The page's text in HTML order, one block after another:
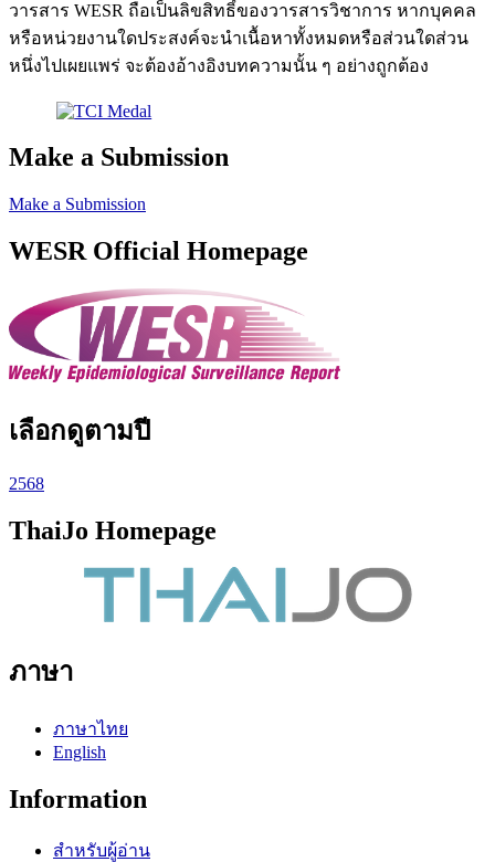
วารสาร WESR ถือเป็นลิขสิทธิ์ของวารสารวิชาการ หากบุคคล
หรือหน่วยงานใดประสงค์จะนำเนื้อหาทั้งหมดหรือส่วนใดส่วน
หนึ่งไปเผยแพร่ จะต้องอ้างอิงบทความนั้น ๆ อย่างถูกต้อง
Make a Submission
Make a Submission
WESR Official Homepage
เลือกดูตามปี
2568
ThaiJo Homepage
ภาษา
ภาษาไทย
English
Information
สำหรับผู้อ่าน